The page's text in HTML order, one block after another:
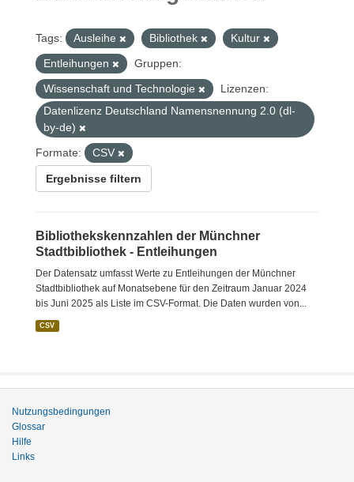
Tags: Ausleihe Bibliothek
Kultur
Entleihungen
Gruppen:
Wissenschaft und Technologie
Lizenzen:
Datenlizenz Deutschland Namensnennung 2.0 (dl-
by-de)
Formate:
CSV
Ergebnisse filtern
Bibliothekskennzahlen der Münchner
Stadtbibliothek - Entleihungen
Der Datensatz umfasst Werte zu Entleihungen der Münchner
Stadtbibliothek auf Monatsebene für den Zeitraum Januar 2024
bis Juni 2025 als Liste im CSV-Format. Die Daten wurden von...
CSV
Nutzungsbedingungen
Glossar
Hilfe
Links